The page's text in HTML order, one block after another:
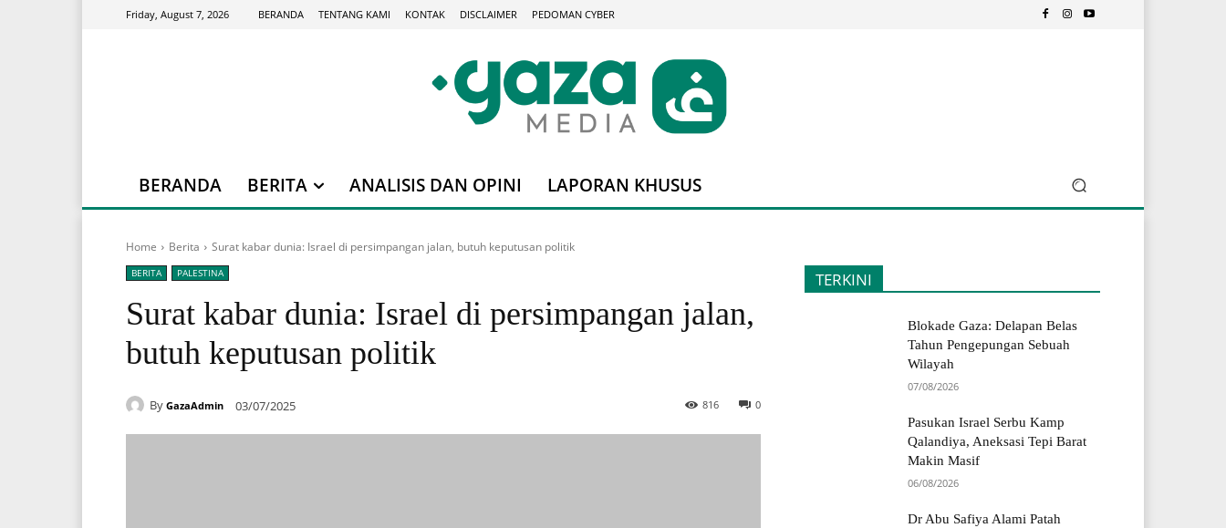
Friday, August 7, 2026 BERANDA TENTANG KAMI KONTAK DISCLAIMER PEDOMAN CYBER
BERANDA BERITA ANALISIS DAN OPINI LAPORAN KHUSUS
Home Berita Surat kabar dunia: Israel di persimpangan jalan, butuh keputusan politik
BERITA PALESTINA
Surat kabar dunia: Israel di persimpangan jalan,
butuh keputusan politik
By GazaAdmin 03/07/2025 0
816
TERKINI
Blokade Gaza: Delapan Belas
Tahun Pengepungan Sebuah
Wilayah
07/08/2026
Pasukan Israel Serbu Kamp
Qalandiya, Aneksasi Tepi Barat
Makin Masif
06/08/2026
Dr Abu Safiya Alami Patah